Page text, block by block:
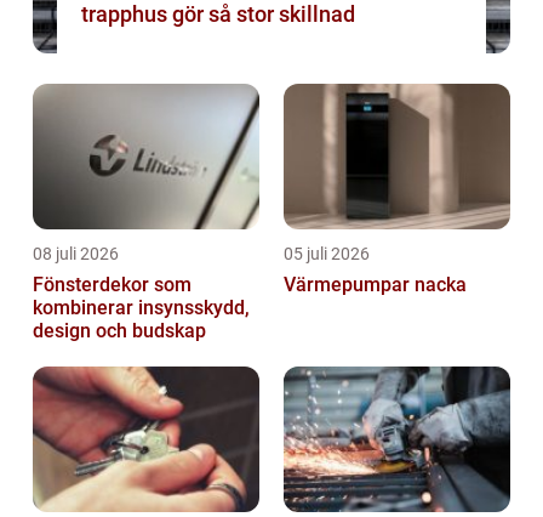
trapphus gör så stor skillnad
08 juli 2026
Fönsterdekor som
kombinerar insynsskydd,
design och budskap
05 juli 2026
Värmepumpar nacka